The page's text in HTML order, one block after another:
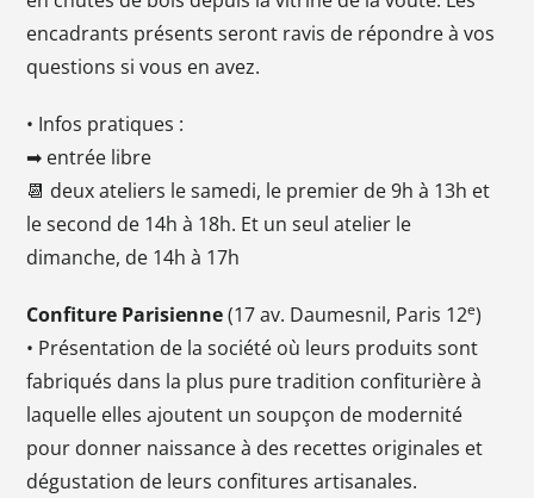
encadrants présents seront ravis de répondre à vos
questions si vous en avez.
• Infos pratiques :
➡ entrée libre
📆 deux ateliers le samedi, le premier de 9h à 13h et
le second de 14h à 18h. Et un seul atelier le
dimanche, de 14h à 17h
Confiture Parisienne(17 av. Daumesnil, Paris 12e)
• Présentation de la société où leurs produits sont
fabriqués dans la plus pure tradition confiturière à
laquelle elles ajoutent un soupçon de modernité
pour donner naissance à des recettes originales et
dégustation de leurs confitures artisanales.